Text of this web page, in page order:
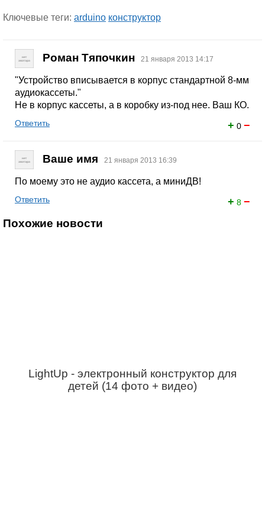
Ключевые теги: arduino конструктор
Роман Тяпочкин 21 января 2013 14:17
"Устройство вписывается в корпус стандартной 8-мм
аудиокассеты."
Не в корпус кассеты, а в коробку из-под нее. Ваш КО.
+ 0 −
Ответить
Ваше имя 21 января 2013 16:39
По моему это не аудио кассета, а миниДВ!
+ 8 −
Ответить
Похожие новости
LightUp - электронный конструктор для
детей (14 фото + видео)